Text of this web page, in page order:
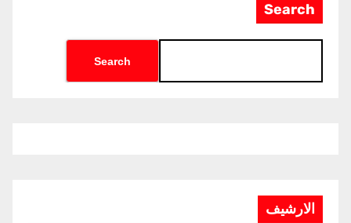
Search
Search
الارشيف